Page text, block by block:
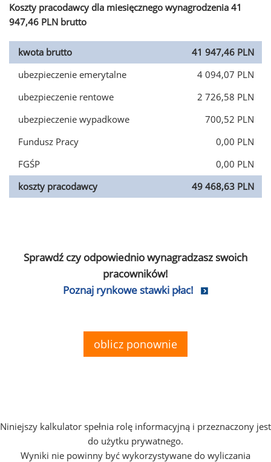
Koszty pracodawcy dla miesięcznego wynagrodzenia 41
947,46 PLN brutto
kwota brutto
41 947,46 PLN
ubezpieczenie emerytalne
4 094,07 PLN
ubezpieczenie rentowe
2 726,58 PLN
ubezpieczenie wypadkowe
700,52 PLN
Fundusz Pracy
0,00 PLN
FGŚP
0,00 PLN
koszty pracodawcy
49 468,63 PLN
Sprawdź czy odpowiednio wynagradzasz swoich
pracowników!
Poznaj rynkowe stawki płac!
oblicz ponownie
Niniejszy kalkulator spełnia rolę informacyjną i przeznaczony jest
do użytku prywatnego.
Wyniki nie powinny być wykorzystywane do wyliczania